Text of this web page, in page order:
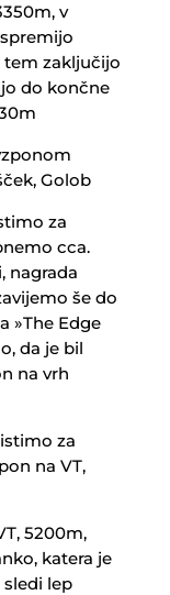
v
tem zaključijo
do končne
Golob
za
cca.
nagrada
še do
»The Edge
da je bil
na vrh
za
na VT,
5200m,
katera je
lep